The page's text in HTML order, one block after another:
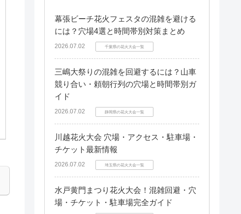
幕張ビーチ花火フェスタの混雑を避ける
には？穴場4選と時間帯別対策まとめ
2026.07.02 千葉県の花火大会一覧
三嶋大祭りの混雑を回避するには？山車
競り合い・頼朝行列の穴場と時間帯別ガ
イド
2026.07.02 静岡県の花火大会一覧
川越花火大会 穴場・アクセス・駐車場・
チケット最新情報
2026.07.02 埼玉県の花火大会一覧
水戸黄門まつり花火大会！混雑回避・穴
場・チケット・駐車場完全ガイド